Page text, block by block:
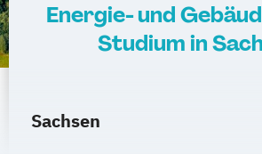
Energie- und
Studium in
Sachsen